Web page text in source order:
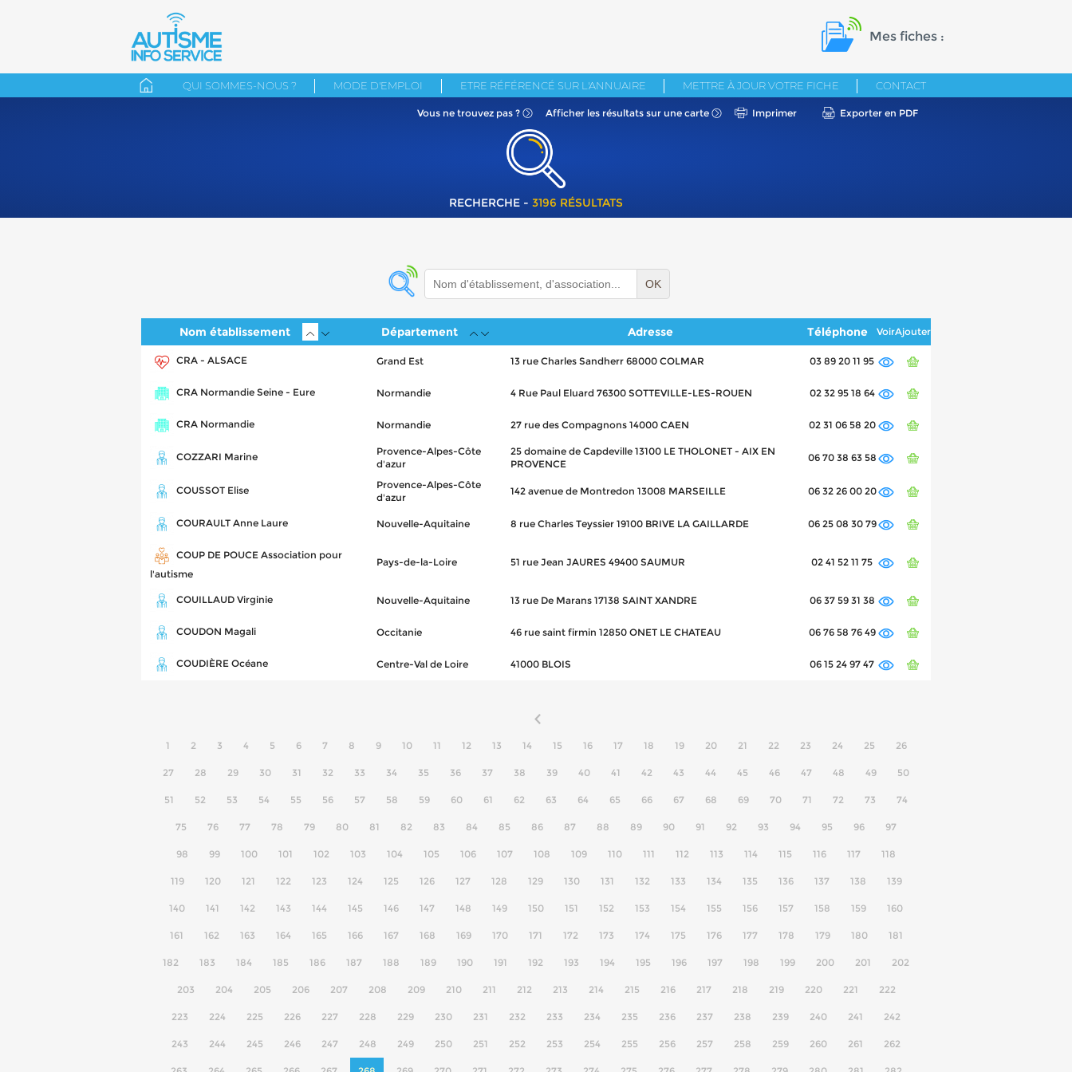
Mes fiches :
QUI SOMMES-NOUS ? MODE D'EMPLOI ETRE RÉFÉRENCÉ SUR L'ANNUAIRE METTRE À JOUR VOTRE FICHE CONTACT
Vous ne trouvez pas ? Afficher les résultats sur une carte Imprimer Exporter en PDF
RECHERCHE - 3196 RÉSULTATS
OK
Nom établissement Département Adresse Téléphone VoirAjouter
CRA - ALSACE Grand Est 13 rue Charles Sandherr 68000 COLMAR 03 89 20 11 95
CRA Normandie Seine - Eure Normandie 4 Rue Paul Eluard 76300 SOTTEVILLE-LES-ROUEN 02 32 95 18 64
CRA Normandie Normandie 27 rue des Compagnons 14000 CAEN 02 31 06 58 20
COZZARI Marine
Provence-Alpes-Côte
d'azur
25 domaine de Capdeville 13100 LE THOLONET - AIX EN
PROVENCE
06 70 38 63 58
COUSSOT Elise
Provence-Alpes-Côte
d'azur
142 avenue de Montredon 13008 MARSEILLE 06 32 26 00 20
COURAULT Anne Laure Nouvelle-Aquitaine 8 rue Charles Teyssier 19100 BRIVE LA GAILLARDE 06 25 08 30 79
COUP DE POUCE Association pour
l'autisme
Pays-de-la-Loire 51 rue Jean JAURES 49400 SAUMUR 02 41 52 11 75
COUILLAUD Virginie Nouvelle-Aquitaine 13 rue De Marans 17138 SAINT XANDRE 06 37 59 31 38
COUDON Magali Occitanie 46 rue saint firmin 12850 ONET LE CHATEAU 06 76 58 76 49
COUDIÈRE Océane Centre-Val de Loire 41000 BLOIS 06 15 24 97 47
1 2 3 4 5 6 7 8 9 10 11 12 13 14 15 16 17 18 19 20 21 22 23 24 25 26
27 28 29 30 31 32 33 34 35 36 37 38 39 40 41 42 43 44 45 46 47 48 49 50
51 52 53 54 55 56 57 58 59 60 61 62 63 64 65 66 67 68 69 70 71 72 73 74
75 76 77 78 79 80 81 82 83 84 85 86 87 88 89 90 91 92 93 94 95 96 97
98 99 100 101 102 103 104 105 106 107 108 109 110 111 112 113 114 115 116 117 118
119 120 121 122 123 124 125 126 127 128 129 130 131 132 133 134 135 136 137 138 139
140 141 142 143 144 145 146 147 148 149 150 151 152 153 154 155 156 157 158 159 160
161 162 163 164 165 166 167 168 169 170 171 172 173 174 175 176 177 178 179 180 181
182 183 184 185 186 187 188 189 190 191 192 193 194 195 196 197 198 199 200 201 202
203 204 205 206 207 208 209 210 211 212 213 214 215 216 217 218 219 220 221 222
223 224 225 226 227 228 229 230 231 232 233 234 235 236 237 238 239 240 241 242
243 244 245 246 247 248 249 250 251 252 253 254 255 256 257 258 259 260 261 262